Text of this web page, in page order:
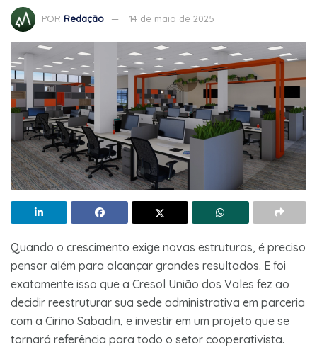
POR Redação 14 de maio de 2025
Quando o crescimento exige novas estruturas, é preciso
pensar além para alcançar grandes resultados. E foi
exatamente isso que a Cresol União dos Vales fez ao
decidir reestruturar sua sede administrativa em parceria
com a Cirino Sabadin, e investir em um projeto que se
tornará referência para todo o setor cooperativista.